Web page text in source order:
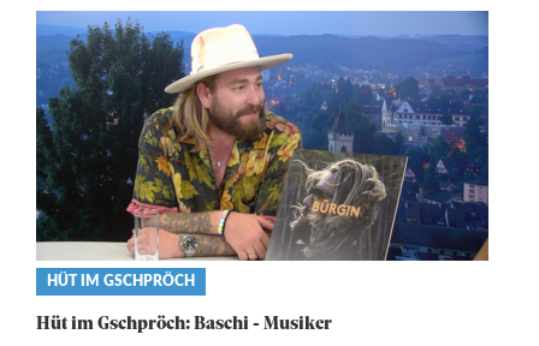
Video
category
HÜT IM GSCHPRÖCH
Hüt im Gschpröch: Baschi - Musiker